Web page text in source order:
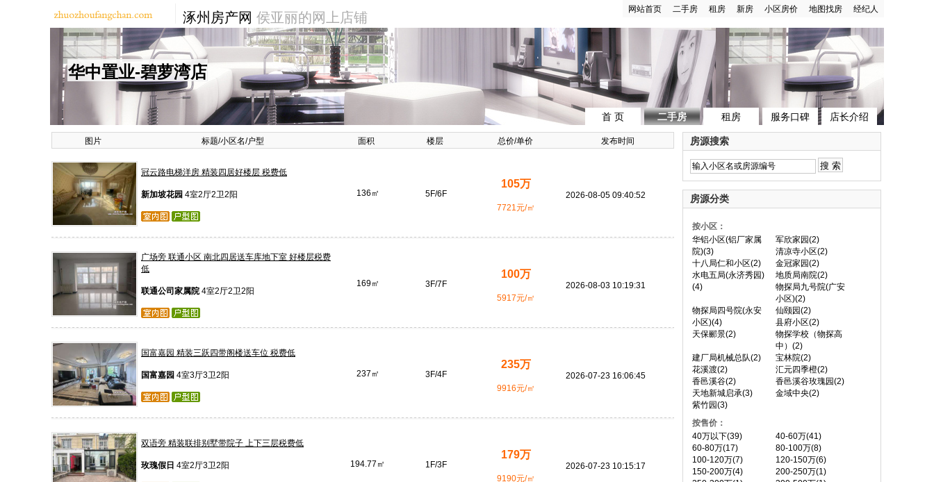
涿州房产网 侯亚丽的网上店铺
网站首页 二手房 租房 新房 小区房价 地图找房 经纪人
华中置业-碧萝湾店
首 页 二手房 租房 服务口碑 店长介绍
图片 标题/小区名/户型 面积 楼层 总价/单价 发布时间
冠云路电梯洋房 精装四居好楼层 税费低
新加坡花园 4室2厅2卫2阳 136㎡ 5F/6F
105万
7721元/㎡
2026-08-05 09:40:52
广场旁 联通小区 南北四居送车库地下室 好楼层税费
低
联通公司家属院 4室2厅2卫2阳
169㎡ 3F/7F
100万
5917元/㎡
2026-08-03 10:19:31
国富嘉园 精装三跃四带阁楼送车位 税费低
国富嘉园 4室3厅3卫2阳 237㎡ 3F/4F
235万
9916元/㎡
2026-07-23 16:06:45
双语旁 精装联排别墅带院子 上下三层税费低
玫瑰假日 4室2厅3卫2阳 194.77㎡ 1F/3F
179万
9190元/㎡
2026-07-23 10:15:17
房源搜索
房源分类
按小区：
华铝小区(铝厂家属
院)(3)
军欣家园(2)
清凉寺小区(2)
十八局仁和小区(2)
金冠家园(2)
水电五局(永济秀园)
(4)
地质局南院(2)
物探局九号院(广安
小区)(2)
物探局四号院(永安
小区)(4)
仙颐园(2)
县府小区(2)
天保郦景(2)
物探学校（物探高
中）(2)
建厂局机械总队(2)
宝林院(2)
花溪渡(2)
汇元四季橙(2)
香邑溪谷(2)
香邑溪谷玫瑰园(2)
天地新城启承(3)
金域中央(2)
紫竹园(3)
按售价：
40万以下(39)
40-60万(41)
60-80万(17)
80-100万(8)
100-120万(7)
120-150万(6)
150-200万(4)
200-250万(1)